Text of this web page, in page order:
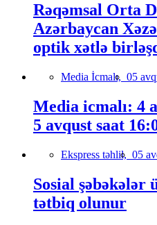
Rəqəmsal Orta
Azərbaycan
optik xətlə
Media İcmalı, 05
Media icmalı: 4
5 avqust saat
Ekspress təhlil, 05
Sosial şəbəkələr
tətbiq olunur